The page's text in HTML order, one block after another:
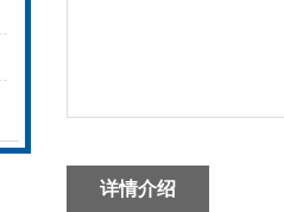
详情介绍